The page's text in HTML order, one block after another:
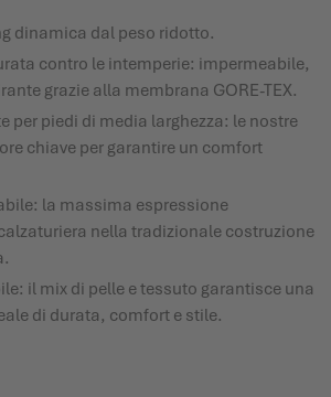
dinamica dal peso ridotto.
contro le intemperie: impermeabile,
grazie alla membrana GORE-TEX.
per piedi di media larghezza: le nostre
chiave per garantire un comfort
la massima espressione
nella tradizionale costruzione
il mix di pelle e tessuto garantisce una
di durata, comfort e stile.